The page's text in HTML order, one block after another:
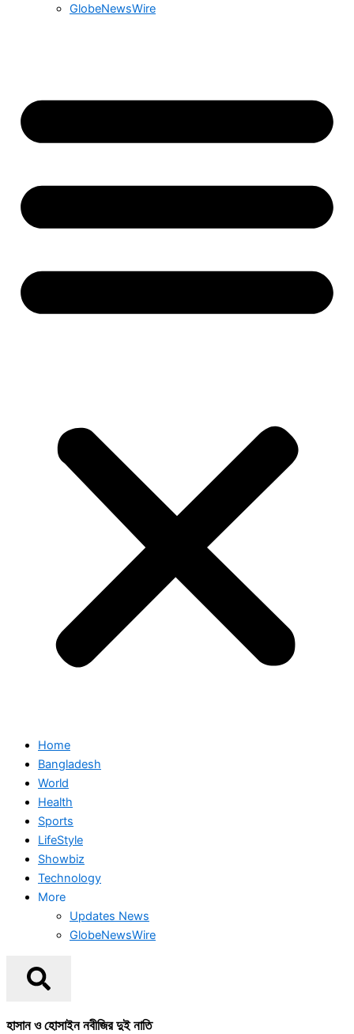
GlobeNewsWire
Home
Bangladesh
World
Health
Sports
LifeStyle
Showbiz
Technology
More
Updates News
GlobeNewsWire
হাসান ও হোসাইন নবীজির দুই নাতি